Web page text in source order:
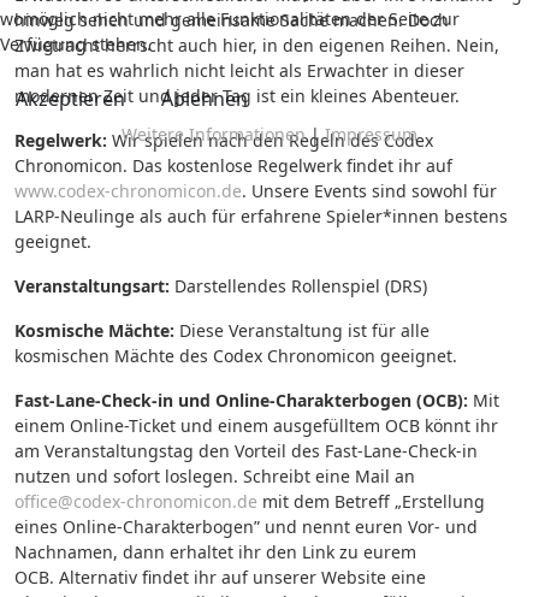
hinweg sehen und gemeinsame Sache machen. Doch
Zwietracht herrscht auch hier, in den eigenen Reihen. Nein,
man hat es wahrlich nicht leicht als Erwachter in dieser
modernen Zeit und jeder Tag ist ein kleines Abenteuer.
Regelwerk: Wir spielen nach den Regeln des Codex
Chronomicon. Das kostenlose Regelwerk findet ihr auf
www.codex-chronomicon.de. Unsere Events sind sowohl für
LARP-Neulinge als auch für erfahrene Spieler*innen bestens
geeignet.
Veranstaltungsart: Darstellendes Rollenspiel (DRS)
Kosmische Mächte: Diese Veranstaltung ist für alle
kosmischen Mächte des Codex Chronomicon geeignet.
Fast-Lane-Check-in und Online-Charakterbogen (OCB): Mit
einem Online-Ticket und einem ausgefülltem OCB könnt ihr
am Veranstaltungstag den Vorteil des Fast-Lane-Check-in
nutzen und sofort loslegen. Schreibt eine Mail an
office@codex-chronomicon.de mit dem Betreff „Erstellung
eines Online-Charakterbogen” und nennt euren Vor- und
Nachnamen, dann erhaltet ihr den Link zu eurem
OCB. Alternativ findet ihr auf unserer Website eine
womöglich nicht mehr alle Funktionalitäten der Seite zur
Verfügung stehen.
Akzeptieren Ablehnen
Weitere Informationen|Impressum